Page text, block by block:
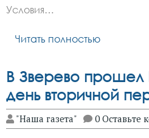
Условия…
Читать полностью
В Зверево
день вторичной
"Наша газета" 0 Оставьте